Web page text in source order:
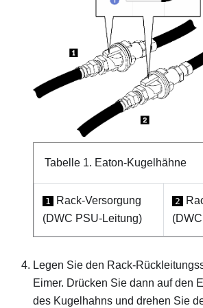
Tabelle 1. Eaton-Kugelhähne
1
Rack-Versorgung
(DWC PSU-Leitung)
2
Legen Sie den Rack-
Eimer. Drücken Sie dann auf den
des Kugelhahns und drehen Sie